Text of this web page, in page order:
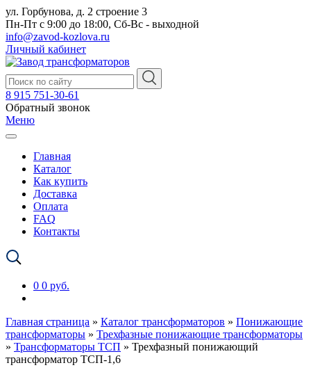
ул. Горбунова, д. 2 строение 3
Пн-Пт с 9:00 до 18:00, Сб-Вс - выходной
info@zavod-kozlova.ru
Личный кабинет
8 915 751-30-61
Обратный звонок
Меню
Главная
Каталог
Как купить
Доставка
Оплата
FAQ
Контакты
0 0 руб.
Главная страница » Каталог трансформаторов » Понижающие
трансформаторы » Трехфазные понижающие трансформаторы
» Трансформаторы ТСП » Трехфазный понижающий
трансформатор ТСП-1,6